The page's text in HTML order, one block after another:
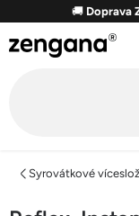
obsah
🚚 Doprava
Syrovátkové